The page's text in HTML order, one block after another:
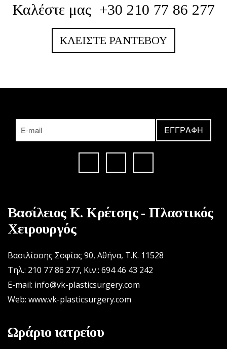
Καλέστε μας +30 210 77 86 277
ΚΛΕΊΣΤΕ ΡΑΝΤΕΒΟΎ
Βασίλειος Κ. Κρέτσης - Πλαστικός
Χειρουργός
Βασιλίσσης Σοφίας 90, Αθήνα, Τ.Κ. 11528
Τηλ.: 210 77 86 277, Κιν.: 694 46 43 242
E-mail: info@vk-plasticsurgery.com
Web: www.vk-plasticsurgery.com
Ωράριο ιατρείου